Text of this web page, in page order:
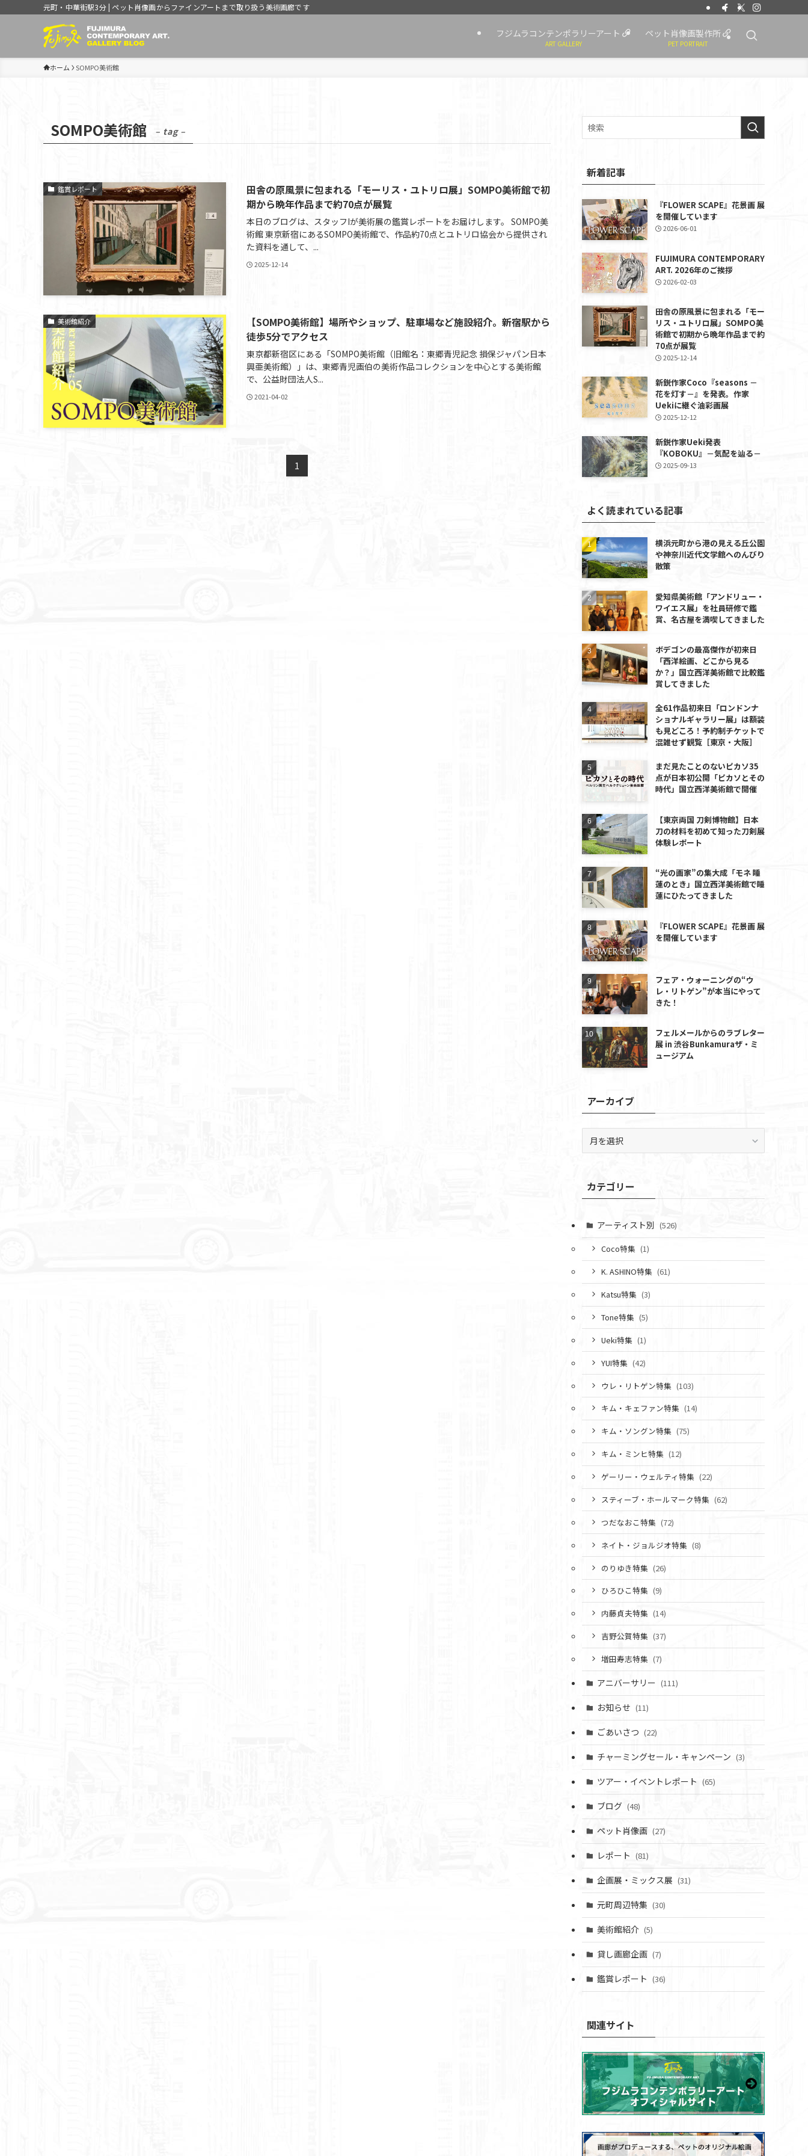
元町・中華街駅3分 | ペット肖像画からファインアートまで取り扱う美術画廊です
フジムラコンテンポラリーアート
ART GALLERY
ペット肖像画製作所
PET PORTRAIT
ホーム SOMPO美術館
SOMPO美術館 – tag –
鑑賞レポート
田舎の原風景に包まれる「モーリス・ユトリロ展」SOMPO美術館で初
期から晩年作品まで約70点が展覧
本日のブログは、スタッフIが美術展の鑑賞レポートをお届けします。 SOMPO美
術館 東京新宿にあるSOMPO美術館で、作品約70点とユトリロ協会から提供され
た資料を通して、...
2025-12-14
美術館紹介
【SOMPO美術館】場所やショップ、駐車場など施設紹介。新宿駅から
徒歩5分でアクセス
東京都新宿区にある「SOMPO美術館（旧館名：東郷青児記念 損保ジャパン日本
興亜美術館）」は、東郷青児画伯の美術作品コレクションを中心とする美術館
で、公益財団法人S...
2021-04-02
1
新着記事
『FLOWER SCAPE』花景画 展
を開催しています
2026-06-01
FUJIMURA CONTEMPORARY
ART. 2026年のご挨拶
2026-02-03
田舎の原風景に包まれる「モー
リス・ユトリロ展」SOMPO美
術館で初期から晩年作品まで約
70点が展覧
2025-12-14
新鋭作家Coco『seasons －
花を灯す－』を発表。作家
Uekiに継ぐ油彩画展
2025-12-12
新鋭作家Ueki発表
『KOBOKU』－気配を辿る－
2025-09-13
よく読まれている記事
横浜元町から港の見える丘公園
や神奈川近代文学館へのんびり
散策
愛知県美術館「アンドリュー・
ワイエス展」を社員研修で鑑
賞、名古屋を満喫してきました
ボデゴンの最高傑作が初来日
「西洋絵画、どこから見る
か？」国立西洋美術館で比較鑑
賞してきました
全61作品初来日「ロンドンナ
ショナルギャラリー展」は額装
も見どころ！予約制チケットで
混雑せず観覧［東京・大阪］
まだ見たことのないピカソ35
点が日本初公開「ピカソとその
時代」国立西洋美術館で開催
【東京両国 刀剣博物館】日本
刀の材料を初めて知った刀剣展
体験レポート
“光の画家”の集大成「モネ 睡
蓮のとき」国立西洋美術館で睡
蓮にひたってきました
『FLOWER SCAPE』花景画 展
を開催しています
フェア・ウォーニングの“ウ
レ・リトゲン”が本当にやって
きた！
フェルメールからのラブレター
展 in 渋谷Bunkamuraザ・ミ
ュージアム
アーカイブ
ブカテゴリー
アーティスト別 (526)
Coco特集 (1)
K. ASHINO特集 (61)
Katsu特集 (3)
Tone特集 (5)
Ueki特集 (1)
YUI特集 (42)
ウレ・リトゲン特集 (103)
キム・キェファン特集 (14)
キム・ソングン特集 (75)
キム・ミンヒ特集 (12)
ゲーリー・ウェルティ特集 (22)
スティーブ・ホールマーク特集 (62)
つだなおこ特集 (72)
ネイト・ジョルジオ特集 (8)
のりゆき特集 (26)
ひろひこ特集 (9)
内藤貞夫特集 (14)
吉野公賀特集 (37)
増田寿志特集 (7)
アニバーサリー (111)
お知らせ (11)
ごあいさつ (22)
チャーミングセール・キャンペーン (3)
ツアー・イベントレポート (65)
ブログ (48)
ペット肖像画 (27)
レポート (81)
企画展・ミックス展 (31)
元町周辺特集 (30)
美術館紹介 (5)
貸し画廊企画 (7)
鑑賞レポート (36)
関連サイト